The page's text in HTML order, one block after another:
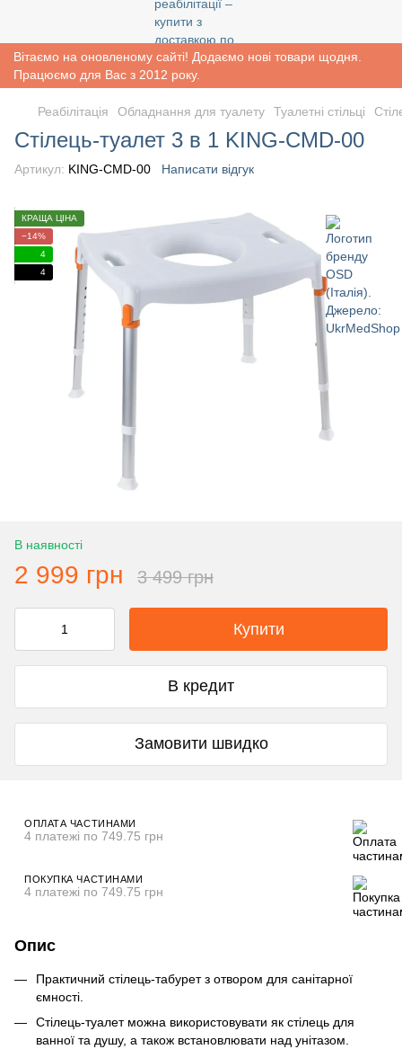
Вітаємо на оновленому сайті! Додаємо нові товари щодня.
Працюємо для Вас з 2012 року.
Реабiлiтацiя Обладнання для туалету Туалетні стільці
Стілець-туалет 3 в 1 KING-CMD-00
Артикул: KING-CMD-00 Написати відгук
КРАЩА ЦІНА
−14%
4
4
В наявності
2 999 грн 3 499 грн
Купити
В кредит
Замовити швидко
ОПЛАТА ЧАСТИНАМИ
4 платежі по 749.75 грн
ПОКУПКА ЧАСТИНАМИ
4 платежі по 749.75 грн
Опис
Практичний стілець-табурет з отвором для санітарної
ємності.
Стілець-туалет можна використовувати як стілець для
ванної та душу, а також встановлювати над унітазом.